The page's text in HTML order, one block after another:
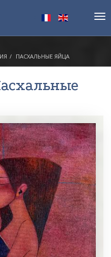
ПАСХАЛЬНЫЕ ЯЙЦА